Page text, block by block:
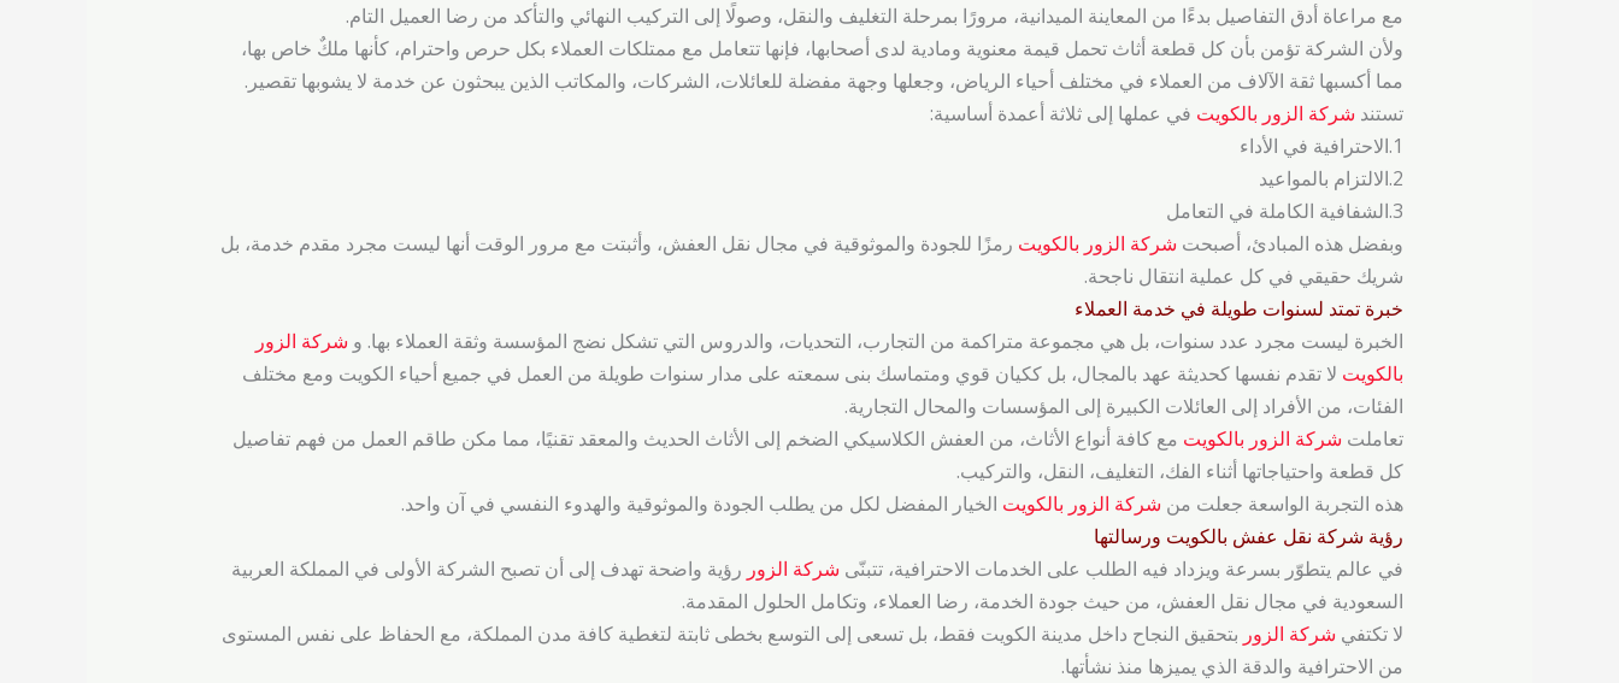
مع مراعاة أدق التفاصيل بدءًا من المعاينة الميدانية، مرورًا بمرحلة التغليف والنقل، وصولًا إلى التركيب النهائي والتأكد من رضا العميل التام.
ولأن الشركة تؤمن بأن كل قطعة أثاث تحمل قيمة معنوية ومادية لدى أصحابها، فإنها تتعامل مع ممتلكات العملاء بكل حرص واحترام، كأنها ملكٌ خاص بها،
مما أكسبها ثقة الآلاف من العملاء في مختلف أحياء الرياض، وجعلها وجهة مفضلة للعائلات، الشركات، والمكاتب الذين يبحثون عن خدمة لا يشوبها تقصير.
تستند شركة الزور بالكويت في عملها إلى ثلاثة أعمدة أساسية:
1.الاحترافية في الأداء
2.الالتزام بالمواعيد
3.الشفافية الكاملة في التعامل
وبفضل هذه المبادئ، أصبحت شركة الزور بالكويت رمزًا للجودة والموثوقية في مجال نقل العفش، وأثبتت مع مرور الوقت أنها ليست مجرد مقدم خدمة، بل
شريك حقيقي في كل عملية انتقال ناجحة.
خبرة تمتد لسنوات طويلة في خدمة العملاء
الخبرة ليست مجرد عدد سنوات، بل هي مجموعة متراكمة من التجارب، التحديات، والدروس التي تشكل نضج المؤسسة وثقة العملاء بها. و شركة الزور
بالكويت لا تقدم نفسها كحديثة عهد بالمجال، بل ككيان قوي ومتماسك بنى سمعته على مدار سنوات طويلة من العمل في جميع أحياء الكويت ومع مختلف
الفئات، من الأفراد إلى العائلات الكبيرة إلى المؤسسات والمحال التجارية.
تعاملت شركة الزور بالكويت مع كافة أنواع الأثاث، من العفش الكلاسيكي الضخم إلى الأثاث الحديث والمعقد تقنيًا، مما مكن طاقم العمل من فهم تفاصيل
كل قطعة واحتياجاتها أثناء الفك، التغليف، النقل، والتركيب.
هذه التجربة الواسعة جعلت من شركة الزور بالكويت الخيار المفضل لكل من يطلب الجودة والموثوقية والهدوء النفسي في آن واحد.
رؤية ‌‌شركة نقل عفش بالكويت ورسالتها
في عالم يتطوّر بسرعة ويزداد فيه الطلب على الخدمات الاحترافية، تتبنّى شركة الزور رؤية واضحة تهدف إلى أن تصبح الشركة الأولى في المملكة العربية
السعودية في مجال نقل العفش، من حيث جودة الخدمة، رضا العملاء، وتكامل الحلول المقدمة.
لا تكتفي شركة الزور بتحقيق النجاح داخل مدينة الكويت فقط، بل تسعى إلى التوسع بخطى ثابتة لتغطية كافة مدن المملكة، مع الحفاظ على نفس المستوى
من الاحترافية والدقة الذي يميزها منذ نشأتها.